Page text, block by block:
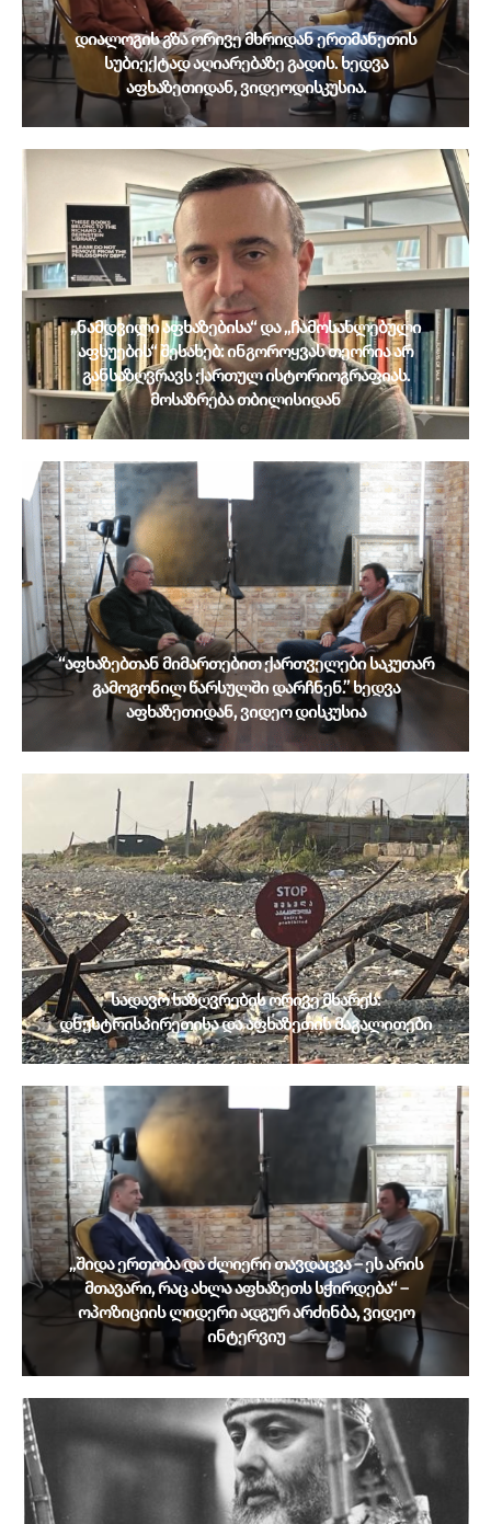
დიალოგის გზა ორივე მხრიდან ერთმანეთის
სუბიექტად აღიარებაზე გადის. ხედვა
აფხაზეთიდან, ვიდეოდისკუსია.
„ნამდვილი აფხაზებისა“ და „ჩამოსახლებული
აფსუების“ შესახებ: ინგოროყვას თეორია არ
განსაზღვრავს ქართულ ისტორიოგრაფიას.
მოსაზრება თბილისიდან
“აფხაზებთან მიმართებით ქართველები საკუთარ
გამოგონილ წარსულში დარჩნენ.” ხედვა
აფხაზეთიდან, ვიდეო დისკუსია
სადავო საზღვრების ორივე მხარეს:
დნესტრისპირეთისა და აფხაზეთის მაგალითები
„შიდა ერთობა და ძლიერი თავდაცვა – ეს არის
მთავარი, რაც ახლა აფხაზეთს სჭირდება“ –
ოპოზიციის ლიდერი ადგურ არძინბა, ვიდეო
ინტერვიუ